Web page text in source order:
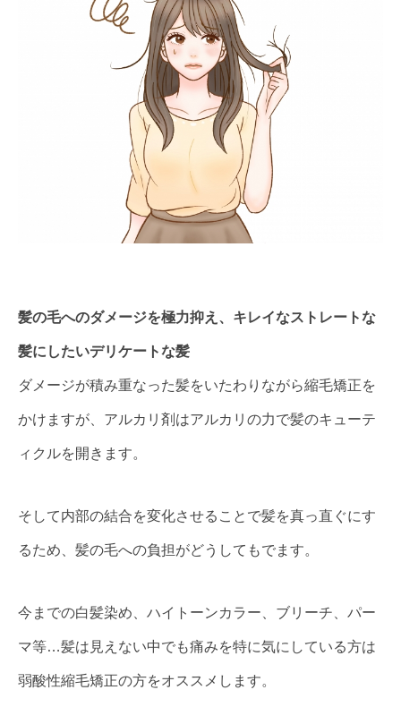
髪の毛へのダメージを極力抑え、キレイなストレートな
髪にしたいデリケートな髪
ダメージが積み重なった髪をいたわりながら縮毛矯正を
かけますが、アルカリ剤はアルカリの力で髪のキューテ
ィクルを開きます。
そして内部の結合を変化させることで髪を真っ直ぐにす
るため、髪の毛への負担がどうしてもでます。
今までの白髪染め、ハイトーンカラー、ブリーチ、パー
マ等…髪は見えない中でも痛みを特に気にしている方は
弱酸性縮毛矯正の方をオススメします。